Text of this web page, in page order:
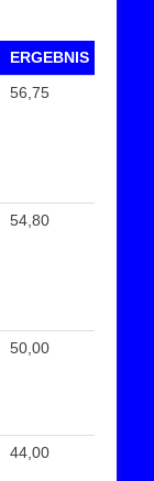
ERGEBNIS
56,75
54,80
50,00
44,00